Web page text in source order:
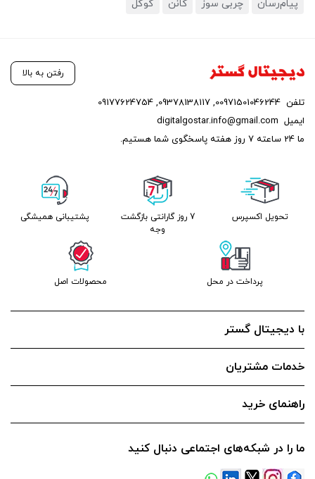
پیام‌رسان
چربی سوز کانن گوگل
رفتن به بالا
تلفن 00971501046244
,
09378138117
,
09177624754
ایمیل digitalgostar.info@gmail.com
ما 24 ساعته 7 روز هفته پاسخگوی شما هستیم.
تحویل اکسپرس
7 روز گارانتی بازگشت
وجه
پشتیبانی همیشگی
پرداخت در محل محصولات اصل
با دیجیتال گستر
خدمات مشتریان
راهنمای خرید
ما را در شبکه‌های اجتماعی دنبال کنید